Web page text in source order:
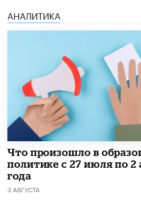
АНАЛИТИКА
​Что произошло в
политике с 27 июля по 2
года
3 АВГУСТА